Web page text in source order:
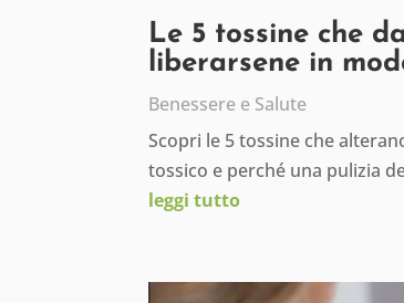
Le 5 tossine che
liberarsene in
Benessere e Salute
Scopri le 5 tossine che
tossico e perché una pulizia
leggi tutto